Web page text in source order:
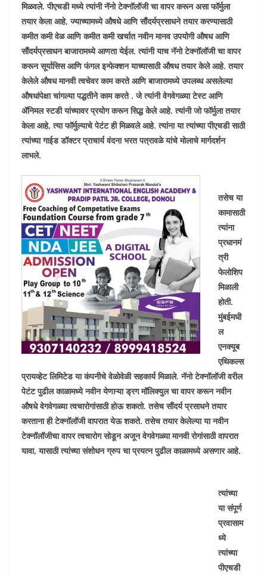
मिळवले. पीएचडी मध्ये त्यांनी नॅनो टेक्नॉलॉजी चा वापर करून असा फॉर्मुला
तयार केला आहे, ज्याच्यामध्ये औषधे आणि सौंदर्यप्रसाधने तयार करण्यासाठी
कमीत कमी वेळ आणि कमीत कमी खर्चात नवीन मानव उपयोगी औषध आणि
सौंदर्यप्रसाधन बाजारामध्ये आणता येईल. त्यांनी याच नॅनो टेक्नॉलॉजी चा वापर
करून सूर्यासिस आणि फंगल इन्फेक्शन याच्यासाठी औषध तयार केले आहे. तयार
केलेले औषध मानवी त्वचेवर काम करते आणि बाजारामध्ये उपलब्ध असलेल्या
औषधांपेक्षा चांगल्या पद्धतीने काम करते . जे त्यांनी वेगवेगळ्या टेस्ट आणि
ॲनिमल स्टडी यांच्यावर प्रयोग करून सिद्ध केले आहे. त्यांनी जो फॉर्मुला तयार
केला आहे, त्या फॉर्मुल्याचे पेटंट ही मिळवले आहे. त्यांना या त्यांच्या पीएचडी साठी
त्यांच्या गाईड डॉक्टर प्राचार्य वंदना भरत पत्रावळे यांचे मोलाचे मार्गदर्शन
लाभले.
तसेच या
कामासाठी
त्यांना
प्रधानमं
त्री
फेलोशिप
मिळाली
होती.
मुंबईमधी
ल
एनक्यूब
एथिकल्स
प्रायव्हेट लिमिटेड या कंपनीचे वेळोवेळी सहकार्य मिळाले. नॅनो टेक्नॉलॉजी वरील
पेटंट पुढील काळामध्ये नवीन येणाऱ्या ड्रग मॉलिक्युल चा वापर करून नवीन
औषधे वेगवेगळ्या त्वचारोगांसाठी होऊ शकतो. तसेच सौंदर्य प्रसाधने तयार
करताना ही टेक्नॉलॉजी वापरात येऊ शकते. तसेच तयार केलेल्या या नवीन
टेक्नॉलॉजीचा वापर त्वचारोग सोडून अजून वेगवेगळ्या मानवी रोगांसाठी वापरात
यावा, यासाठी त्यांच्या संशोधन ग्रुप चा प्रयत्न पुढील काळामध्ये असणार आहे.
त्यांच्या
या संपूर्ण
प्रवासाम
ध्ये
त्यांच्या
पीएचडी